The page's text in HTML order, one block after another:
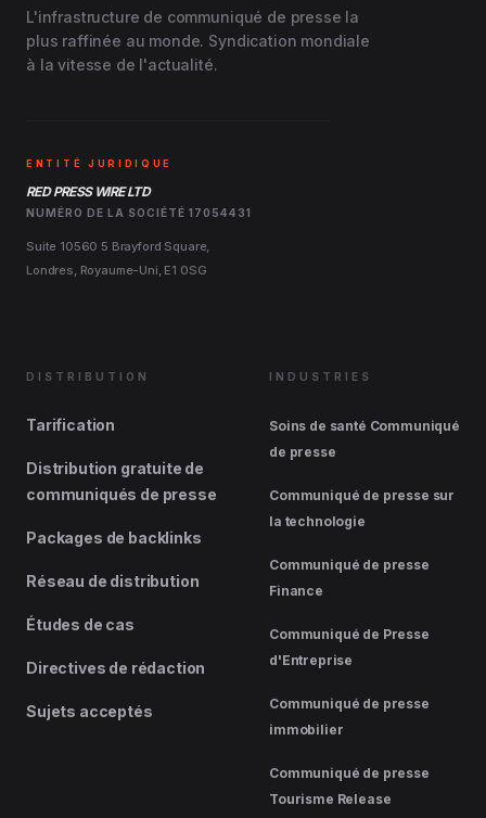
L'infrastructure de communiqué de presse la
plus raffinée au monde. Syndication mondiale
à la vitesse de l'actualité.
ENTITÉ JURIDIQUE
RED PRESS WIRE LTD
NUMÉRO DE LA SOCIÉTÉ 17054431
Suite 10560 5 Brayford Square,
Londres, Royaume-Uni, E1 0SG
DISTRIBUTION
Tarification
Distribution gratuite de
communiqués de presse
Packages de backlinks
Réseau de distribution
Études de cas
Directives de rédaction
Sujets acceptés
INDUSTRIES
Soins de santé Communiqué
de presse
Communiqué de presse sur
la technologie
Communiqué de presse
Finance
Communiqué de Presse
d'Entreprise
Communiqué de presse
immobilier
Communiqué de presse
Tourisme Release